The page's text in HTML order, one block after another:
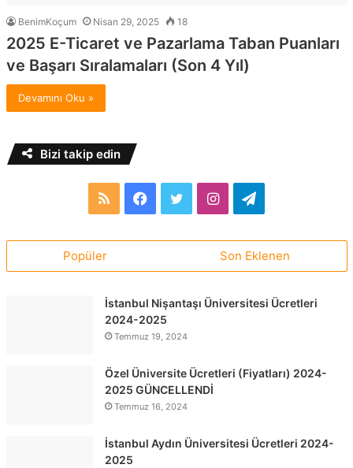
BenimKoçum Nisan 29, 2025 18
2025 E-Ticaret ve Pazarlama Taban Puanları
ve Başarı Sıralamaları (Son 4 Yıl)
Devamını Oku »
Bizi takip edin
RSS Facebook
TwitterInstagramTelegram
Popüler Son Eklenen
İstanbul Nişantaşı Üniversitesi Ücretleri
2024-2025
Temmuz 19, 2024
Özel Üniversite Ücretleri (Fiyatları) 2024-
2025 GÜNCELLENDİ
Temmuz 16, 2024
İstanbul Aydın Üniversitesi Ücretleri 2024-
2025